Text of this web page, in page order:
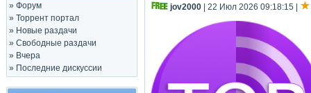
» Форум
» Торрент портал
» Новые раздачи
» Свободные раздачи
» Вчера
» Последние дискуссии
jov2000 | 22 Июл 2026 09:18:15